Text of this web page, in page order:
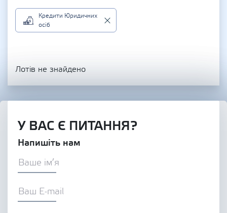
Кредити Юридичних
осіб
Лотів не знайдено
У ВАС Є ПИТАННЯ?
Напишіть нам